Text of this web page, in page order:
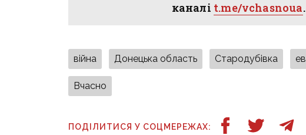
каналі t.me/vchasnoua
війна Донецька область Стародубівка
Вчасно
ПОДІЛИТИСЯ У СОЦМЕРЕЖАХ: